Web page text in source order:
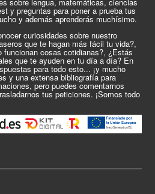
sobre lengua, matemáticas, ciencias
y preguntas para poner a prueba tus
y además aprenderás muchísimo.
curiosidades sobre nuestro
que te hagan más fácil tu vida?,
cosas cotidianas?, ¿Estás
que te ayuden en tu día a día? En
para todo esto... ¡y mucho
y una extensa bibliografía para
pero puedes comentarnos
tus peticiones. ¡Somos todo